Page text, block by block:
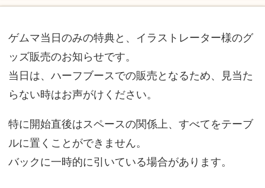
ゲムマ当日のみの特典と、イラストレーター様のグ
ッズ販売のお知らせです。
当日は、ハーフブースでの販売となるため、見当た
らない時はお声がけください。
特に開始直後はスペースの関係上、すべてをテーブ
ルに置くことができません。
バックに一時的に引いている場合があります。